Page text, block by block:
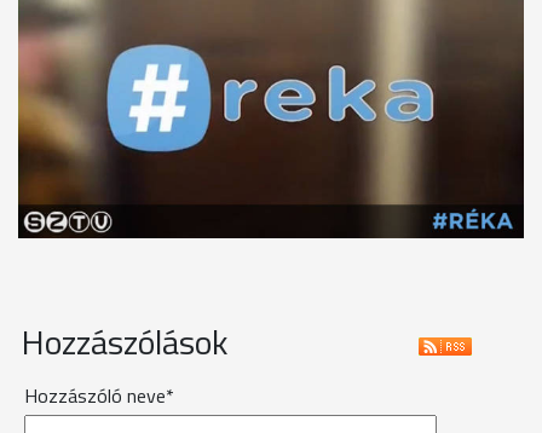
Hozzászólások
Hozzászóló neve*